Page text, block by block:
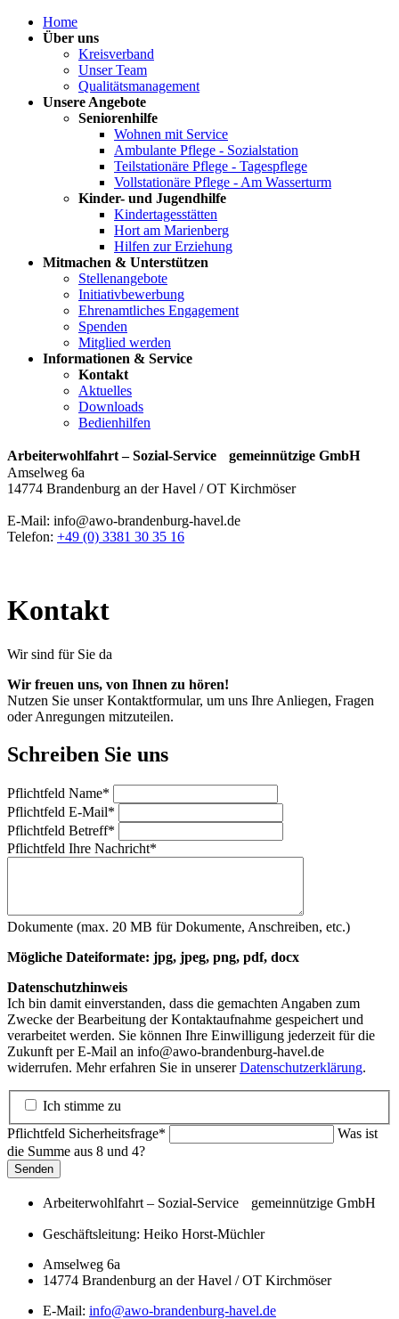
Home
Über uns
Kreisverband
Unser Team
Qualitätsmanagement
Unsere Angebote
Seniorenhilfe
Wohnen mit Service
Ambulante Pflege - Sozialstation
Teilstationäre Pflege - Tagespflege
Vollstationäre Pflege - Am Wasserturm
Kinder- und Jugendhilfe
Kindertagesstätten
Hort am Marienberg
Hilfen zur Erziehung
Mitmachen & Unterstützen
Stellenangebote
Initiativbewerbung
Ehrenamtliches Engagement
Spenden
Mitglied werden
Informationen & Service
Kontakt
Aktuelles
Downloads
Bedienhilfen
Arbeiterwohlfahrt – Sozial-Service gemeinnützige GmbH
Amselweg 6a
14774 Brandenburg an der Havel / OT Kirchmöser
E-Mail: info@awo-brandenburg-havel.de
Telefon: +49 (0) 3381 30 35 16
Kontakt
Wir sind für Sie da
Wir freuen uns, von Ihnen zu hören!
Nutzen Sie unser Kontaktformular, um uns Ihre Anliegen, Fragen
oder Anregungen mitzuteilen.
Schreiben Sie uns
Pflichtfeld Name*
Pflichtfeld E-Mail*
Pflichtfeld Betreff*
Pflichtfeld Ihre Nachricht*
Dokumente (max. 20 MB für Dokumente, Anschreiben, etc.)
Mögliche Dateiformate: jpg, jpeg, png, pdf, docx
Datenschutzhinweis
Ich bin damit einverstanden, dass die gemachten Angaben zum
Zwecke der Bearbeitung der Kontaktaufnahme gespeichert und
verarbeitet werden. Sie können Ihre Einwilligung jederzeit für die
Zukunft per E-Mail an info@awo-brandenburg-havel.de
widerrufen. Mehr erfahren Sie in unsererDatenschutzerklärung.
Ich stimme zu
Pflichtfeld Sicherheitsfrage*
Was ist
die Summe aus 8 und 4?
Senden
Arbeiterwohlfahrt – Sozial-Service gemeinnützige GmbH
Geschäftsleitung: Heiko Horst-Müchler
Amselweg 6a
14774 Brandenburg an der Havel / OT Kirchmöser
E-Mail: info@awo-brandenburg-havel.de